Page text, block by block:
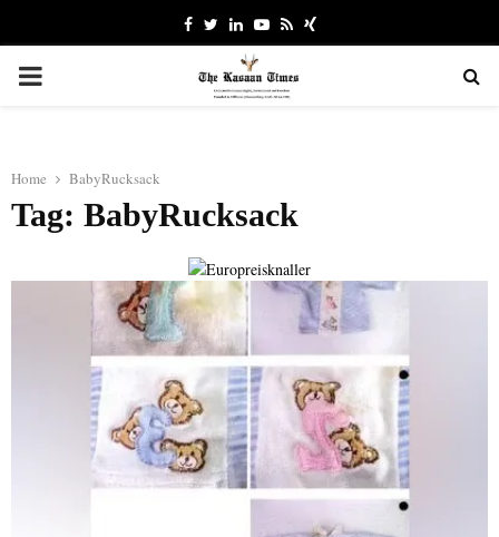
Facebook
TwitterLinkedinYoutube
RssXing
PRIMARY
Home BabyRucksack
Tag: BabyRucksack